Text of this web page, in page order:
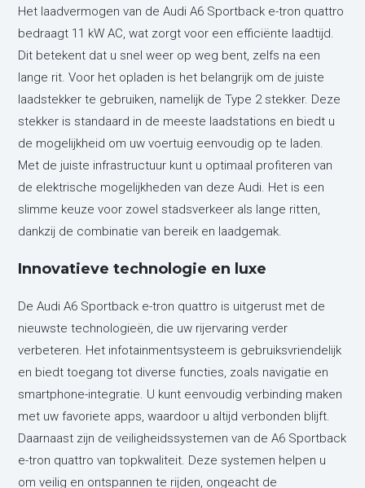
Het laadvermogen van de Audi A6 Sportback e-tron quattro
bedraagt 11 kW AC, wat zorgt voor een efficiënte laadtijd.
Dit betekent dat u snel weer op weg bent, zelfs na een
lange rit. Voor het opladen is het belangrijk om de juiste
laadstekker te gebruiken, namelijk de Type 2 stekker. Deze
stekker is standaard in de meeste laadstations en biedt u
de mogelijkheid om uw voertuig eenvoudig op te laden.
Met de juiste infrastructuur kunt u optimaal profiteren van
de elektrische mogelijkheden van deze Audi. Het is een
slimme keuze voor zowel stadsverkeer als lange ritten,
dankzij de combinatie van bereik en laadgemak.
Innovatieve technologie en luxe
De Audi A6 Sportback e-tron quattro is uitgerust met de
nieuwste technologieën, die uw rijervaring verder
verbeteren. Het infotainmentsysteem is gebruiksvriendelijk
en biedt toegang tot diverse functies, zoals navigatie en
smartphone-integratie. U kunt eenvoudig verbinding maken
met uw favoriete apps, waardoor u altijd verbonden blijft.
Daarnaast zijn de veiligheidssystemen van de A6 Sportback
e-tron quattro van topkwaliteit. Deze systemen helpen u
om veilig en ontspannen te rijden, ongeacht de